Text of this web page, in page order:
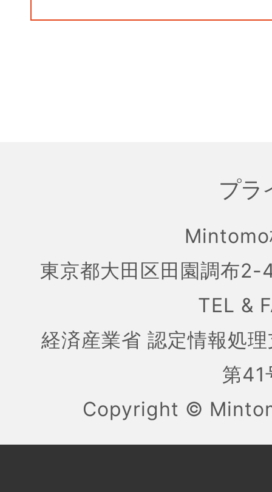
プラ
東京都大田区田園調布
TEL &
経済産業省 認定情報処
第
Copyright ©